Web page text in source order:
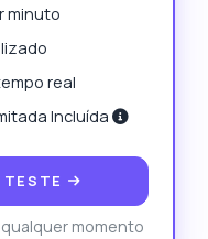
minuto
real
Incluída
momento